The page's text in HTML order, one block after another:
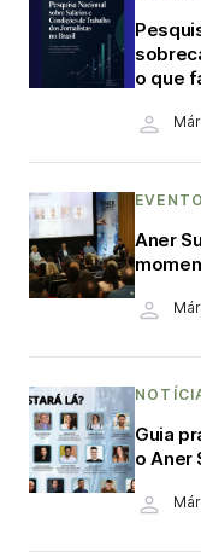
o que
Aner
Guia
o Aner